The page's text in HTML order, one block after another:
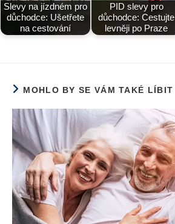
Slevy na jízdném pro
důchodce: Ušetřete
na cestování
PID slevy pro
důchodce: Cestujte
levněji po Praze
MOHLO BY SE VÁM TAKÉ LÍBIT